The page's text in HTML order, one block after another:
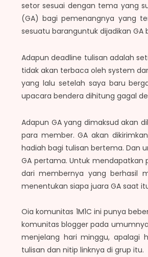
setor sesuai dengan tema yang
(GA) bagi pemenangnya yang
sesuatu baranguntuk dijadikan
Adapun deadline tulisan adalah
tidak akan terbaca oleh system
yang lalu setelah saya baru
upacara bendera dihitung gagal
Adapun GA yang dimaksud akan
para member. GA akan
hadiah bagi tulisan bertema. Dan
GA pertama. Untuk mendapatkan
dari membernya yang berhasil
menentukan siapa juara GA saat
Oia komunitas 1M1C ini punya
komunitas blogger pada
menjelang hari minggu, apalagi
tulisan dan nitip linknya di grup itu.